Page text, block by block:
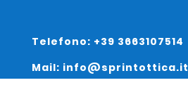
Telefono: +39 3663107514
Mail: info@sprintottica.it